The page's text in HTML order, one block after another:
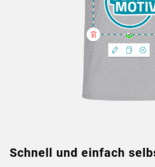
Schnell und einfach